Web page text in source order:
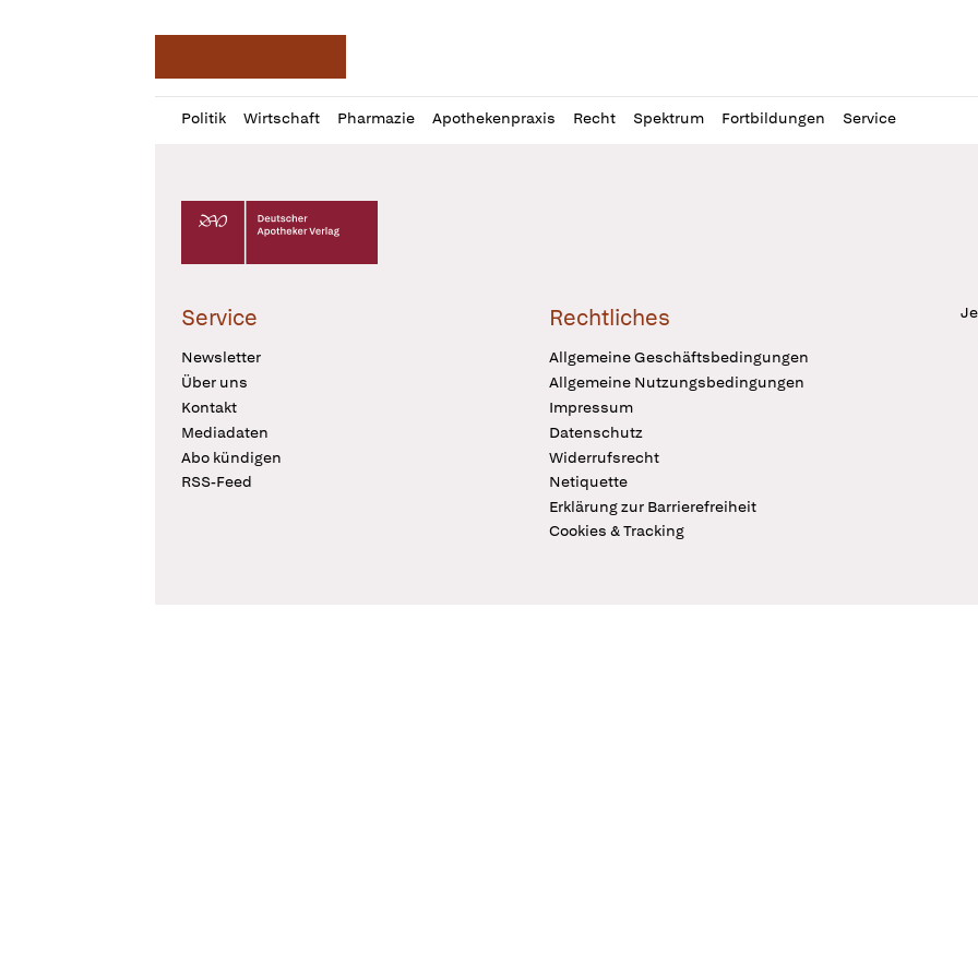
Politik Wirtschaft Pharmazie Apothekenpraxis Recht Spektrum Fortbildungen Service
Profil
öffnen
Daz
Pur
Deutscher Apotheker Verlag Logo
Service
Newsletter
Über uns
Kontakt
Mediadaten
Abo kündigen
RSS-Feed
Rechtliches
Allgemeine Geschäftsbedingungen
Allgemeine Nutzungsbedingungen
Impressum
Datenschutz
Widerrufsrecht
Netiquette
Erklärung zur Barrierefreiheit
Cookies & Tracking